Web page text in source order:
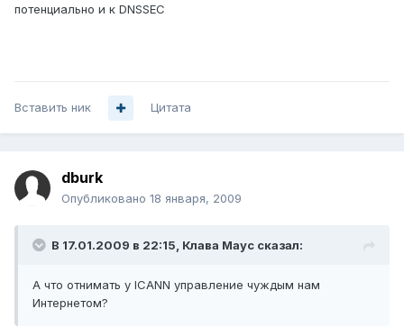
потенциально и к DNSSEC
Вставить ник Цитата
dburk
Опубликовано 18 января, 2009
В 17.01.2009 в 22:15, Клава Маус сказал:
А что отнимать у ICANN управление чуждым нам
Интернетом?